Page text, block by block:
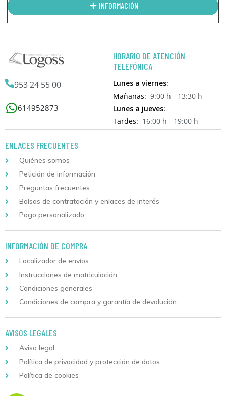
INFORMACIÓN
953 24 55 00
614952873
HORARIO DE ATENCIÓN
TELEFÓNICA
Lunes a viernes:
Mañanas: 9:00 h - 13:30 h
Lunes a jueves:
Tardes: 16:00 h - 19:00 h
ENLACES FRECUENTES
Quiénes somos
Petición de información
Preguntas frecuentes
Bolsas de contratación y enlaces de interés
Pago personalizado
INFORMACIÓN DE COMPRA
Localizador de envíos
Instrucciones de matriculación
Condiciones generales
Condiciones de compra y garantía de devolución
AVISOS LEGALES
Aviso legal
Política de privacidad y protección de datos
Política de cookies